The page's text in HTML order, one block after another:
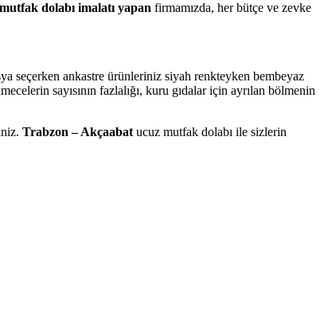
dolabı imalatı yapan firmamızda, her bütçe ve zevke
seçerken ankastre ürünleriniz siyah renkteyken bembeyaz
sayısının fazlalığı, kuru gıdalar için ayrılan bölmenin
Trabzon – Akçaabat ucuz mutfak dolabı ile sizlerin